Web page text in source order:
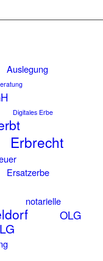
Auslegung
Digitales Erbe
Erbrecht
Ersatzerbe
notarielle
OLG